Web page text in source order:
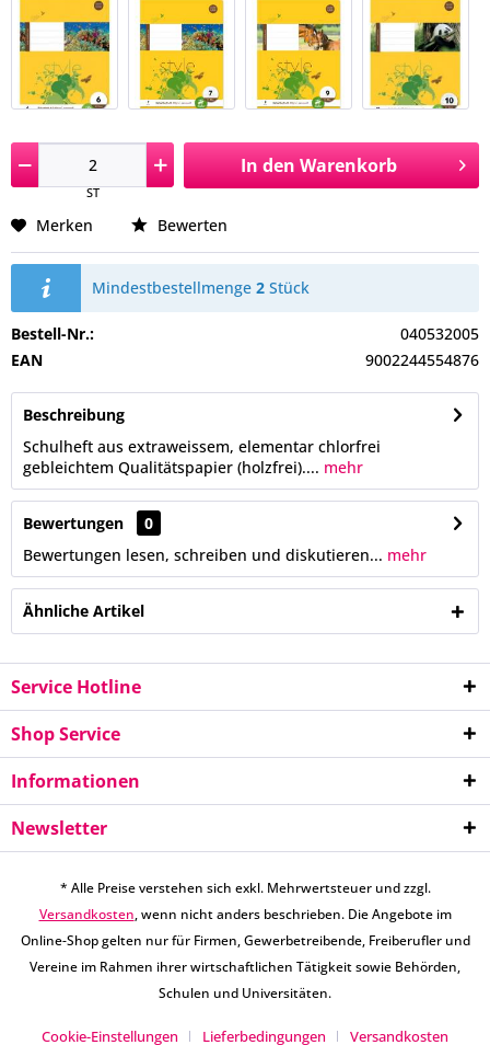
ST
In den Warenkorb
Merken Bewerten
Mindestbestellmenge2 Stück
Bestell-Nr.:
040532005
EAN
9002244554876
Beschreibung
Schulheft aus extraweissem, elementar chlorfrei
gebleichtem Qualitätspapier (holzfrei).... mehr
Bewertungen
0
Bewertungen lesen, schreiben und diskutieren... mehr
Ähnliche Artikel
Service Hotline
Shop Service
Informationen
Newsletter
* Alle Preise verstehen sich exkl. Mehrwertsteuer und zzgl.
Versandkosten, wenn nicht anders beschrieben. Die Angebote im
Online-Shop gelten nur für Firmen, Gewerbetreibende, Freiberufler und
Vereine im Rahmen ihrer wirtschaftlichen Tätigkeit sowie Behörden,
Schulen und Universitäten.
Cookie-Einstellungen Lieferbedingungen Versandkosten